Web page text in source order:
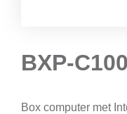
BXP-
Box computer met